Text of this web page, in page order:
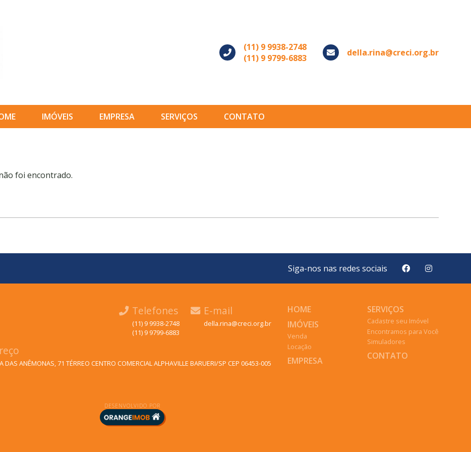
(11) 9 9938-2748
(11) 9 9799-6883
della.rina@creci.org.br
IMÓVEIS EMPRESA SERVIÇOS CONTATO
foi encontrado.
Siga-nos nas redes sociais
Telefones
(11) 9 9938-2748
(11) 9 9799-6883
E-mail
della.rina@creci.org.br
DAS ANÊMONAS, 71 TÉRREO CENTRO COMERCIAL ALPHAVILLE BARUERI/SP CEP 06453-005
HOME
IMÓVEIS
Venda
Locação
EMPRESA
SERVIÇOS
Cadastre seu Imóvel
Encontramos para Você
Simuladores
CONTATO
DESENVOLVIDO POR